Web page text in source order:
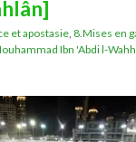
et apostasie 8.Mises en
Ibn 'Abdi l-